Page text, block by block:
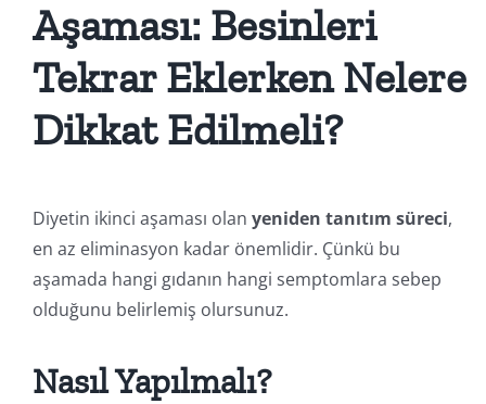
Aşaması: Besinleri
Tekrar Eklerken Nelere
Dikkat Edilmeli?
Diyetin ikinci aşaması olan yeniden tanıtım süreci,
en az eliminasyon kadar önemlidir. Çünkü bu
aşamada hangi gıdanın hangi semptomlara sebep
olduğunu belirlemiş olursunuz.
Nasıl Yapılmalı?